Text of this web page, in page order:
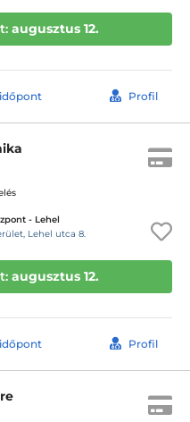
augusztus 12.
Profil
- Lehel
Lehel utca 8.
augusztus 12.
Profil